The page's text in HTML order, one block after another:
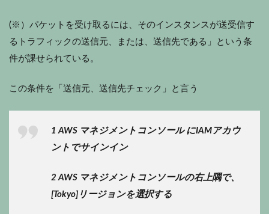
(※）パケットを受け取るには、そのインスタンスが送受信す
るトラフィックの送信元、または、送信先である」という条
件が課せられている。
この条件を「送信元、送信先チェック」と言う
1 AWS マネジメントコンソール にIAMアカウ
ントでサインイン
2 AWS マネジメントコンソールの右上隅で、
[Tokyo]リージョンを選択する